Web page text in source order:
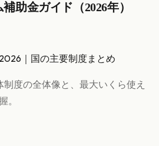
助金ガイド（2026年）
｜国の主要制度まとめ
度の全体像と、最大いくら使え
。